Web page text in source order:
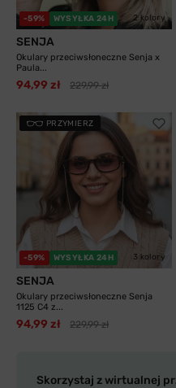
-59% WYSYŁKA 24H 2 kolory
SENJA
Okulary przeciwsłoneczne Senja x
Paula...
94,99 zł 229,99 zł
PRZYMIERZ
-59% WYSYŁKA 24H 3 kolory
SENJA
Okulary przeciwsłoneczne Senja
1125 C4 z...
94,99 zł 229,99 zł
Skorzystaj z wirtualnej